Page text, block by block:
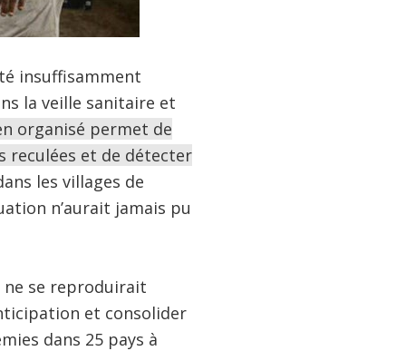
insuffisamment
la veille sanitaire et
organisé permet de
reculées et de détecter
les villages de
n’aurait jamais pu
ne se reproduirait
et consolider
dans 25 pays à